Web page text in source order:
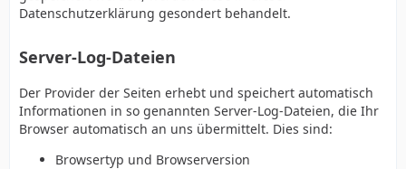
Datenschutzerklärung gesondert behandelt.
Server-Log-Dateien
Der Provider der Seiten erhebt und speichert automatisch
Informationen in so genannten Server-Log-Dateien, die Ihr
Browser automatisch an uns übermittelt. Dies sind:
Browsertyp und Browserversion